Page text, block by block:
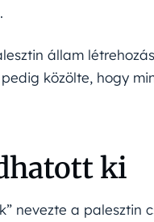
állam
közölte, hogy
ki
nevezte a palesztin